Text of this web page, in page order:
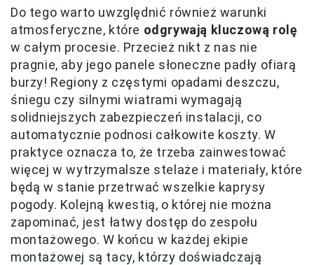
Do tego warto uwzględnić również warunki
atmosferyczne, które odgrywają kluczową rolę
w całym procesie. Przecież nikt z nas nie
pragnie, aby jego panele słoneczne padły ofiarą
burzy! Regiony z częstymi opadami deszczu,
śniegu czy silnymi wiatrami wymagają
solidniejszych zabezpieczeń instalacji, co
automatycznie podnosi całkowite koszty. W
praktyce oznacza to, że trzeba zainwestować
więcej w wytrzymalsze stelaże i materiały, które
będą w stanie przetrwać wszelkie kaprysy
pogody. Kolejną kwestią, o której nie można
zapominać, jest łatwy dostęp do zespołu
montażowego. W końcu w każdej ekipie
montażowej są tacy, którzy doświadczają